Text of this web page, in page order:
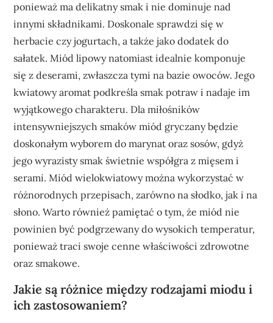
ponieważ ma delikatny smak i nie dominuje nad
innymi składnikami. Doskonale sprawdzi się w
herbacie czy jogurtach, a także jako dodatek do
sałatek. Miód lipowy natomiast idealnie komponuje
się z deserami, zwłaszcza tymi na bazie owoców. Jego
kwiatowy aromat podkreśla smak potraw i nadaje im
wyjątkowego charakteru. Dla miłośników
intensywniejszych smaków miód gryczany będzie
doskonałym wyborem do marynat oraz sosów, gdyż
jego wyrazisty smak świetnie współgra z mięsem i
serami. Miód wielokwiatowy można wykorzystać w
różnorodnych przepisach, zarówno na słodko, jak i na
słono. Warto również pamiętać o tym, że miód nie
powinien być podgrzewany do wysokich temperatur,
ponieważ traci swoje cenne właściwości zdrowotne
oraz smakowe.
Jakie są różnice między rodzajami miodu i
ich zastosowaniem?